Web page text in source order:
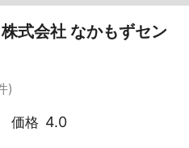
式会社 なかもずセン
)
価格 4.0